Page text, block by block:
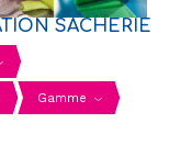
SACHERIE
Gamme